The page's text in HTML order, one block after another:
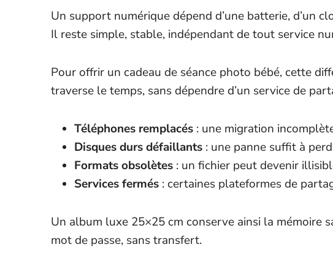
Un support numérique dépend d’une batterie, d’un
Il reste simple, stable, indépendant de tout service
Pour offrir un cadeau de séance photo bébé, cette
traverse le temps, sans dépendre d’un service de
Téléphones remplacés : une migration
Disques durs défaillants : une panne suffit à
Formats obsolètes : un fichier peut devenir
Services fermés : certaines plateformes de
Un album luxe 25×25 cm conserve ainsi la mémoire
mot de passe, sans transfert.